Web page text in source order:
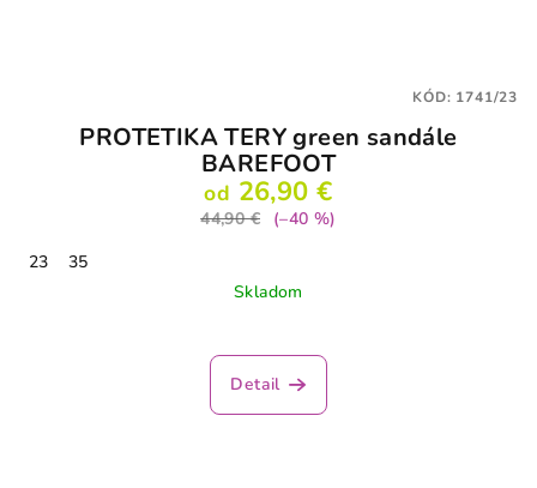
PROTETIKA TERY green sandále
BAREFOOT
od 26,90 €
44,90 €
(–40 %)
23
35
Skladom
Detail
KÓD: 1741/23